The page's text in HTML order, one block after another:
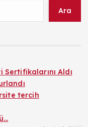
Ara
Sertifikalarını Aldı
tercih